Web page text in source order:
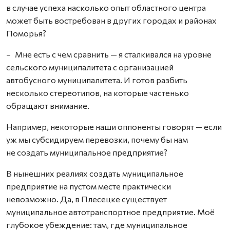
в случае успеха насколько опыт областного центра
может быть востребован в других городах и районах
Поморья?
– Мне есть с чем сравнить — я сталкивался на уровне
сельского муниципалитета с организацией
автобусного муниципалитета. И готов разбить
несколько стереотипов, на которые частенько
обращают внимание.
Например, некоторые наши оппоненты говорят — если
уж мы субсидируем перевозки, почему бы нам
не создать муниципальное предприятие?
В нынешних реалиях создать муниципальное
предприятие на пустом месте практически
невозможно. Да, в Плесецке существует
муниципальное автотранспортное предприятие. Моё
глубокое убеждение: там, где муниципальное